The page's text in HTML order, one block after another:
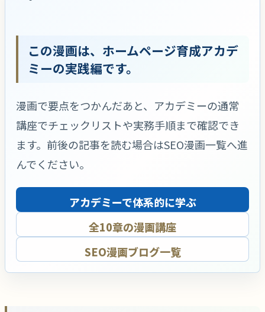
この漫画は、ホームページ育成アカデ
ミーの実践編です。
漫画で要点をつかんだあと、アカデミーの通常
講座でチェックリストや実務手順まで確認でき
ます。前後の記事を読む場合はSEO漫画一覧へ進
んでください。
アカデミーで体系的に学ぶ
全10章の漫画講座
SEO漫画ブログ一覧